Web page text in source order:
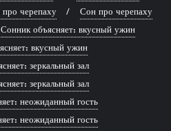
черепаху
Сон про черепаху
Сонник объясняет: вкусный ужин
вкусный ужин
зеркальный зал
зеркальный зал
неожиданный гость
неожиданный гость